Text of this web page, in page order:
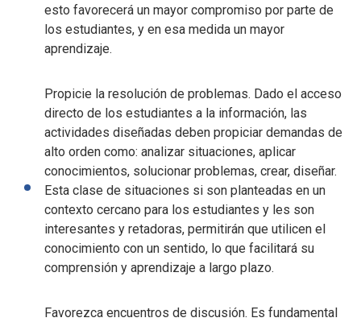
esto favorecerá un mayor compromiso por parte de
los estudiantes, y en esa medida un mayor
aprendizaje.
Propicie la resolución de problemas. Dado el acceso
directo de los estudiantes a la información, las
actividades diseñadas deben propiciar demandas de
alto orden como: analizar situaciones, aplicar
conocimientos, solucionar problemas, crear, diseñar.
Esta clase de situaciones si son planteadas en un
contexto cercano para los estudiantes y les son
interesantes y retadoras, permitirán que utilicen el
conocimiento con un sentido, lo que facilitará su
comprensión y aprendizaje a largo plazo.
Favorezca encuentros de discusión. Es fundamental